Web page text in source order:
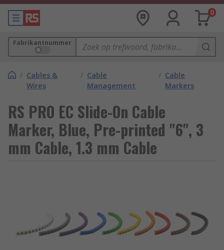
0
Fabrikantnummer
/ Cables &
Wires
/ Cable
Management
/ Cable
Markers
RS PRO EC Slide-On Cable
Marker, Blue, Pre-printed "6", 3
mm Cable, 1.3 mm Cable